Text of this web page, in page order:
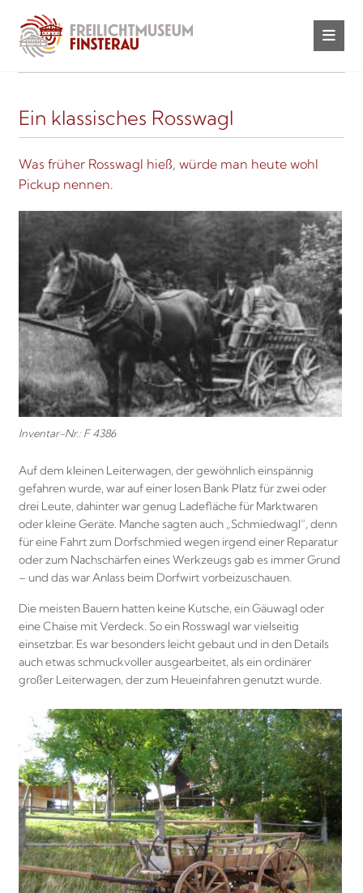
Ein klassisches Rosswagl
Was früher Rosswagl hieß, würde man heute wohl
Pickup nennen.
Inventar-Nr.: F 4386
Auf dem kleinen Leiterwagen, der gewöhnlich einspännig
gefahren wurde, war auf einer losen Bank Platz für zwei oder
drei Leute, dahinter war genug Ladefläche für Marktwaren
oder kleine Geräte. Manche sagten auch „Schmiedwagl“, denn
für eine Fahrt zum Dorfschmied wegen irgend einer Reparatur
oder zum Nachschärfen eines Werkzeugs gab es immer Grund
– und das war Anlass beim Dorfwirt vorbeizuschauen.
Die meisten Bauern hatten keine Kutsche, ein Gäuwagl oder
eine Chaise mit Verdeck. So ein Rosswagl war vielseitig
einsetzbar. Es war besonders leicht gebaut und in den Details
auch etwas schmuckvoller ausgearbeitet, als ein ordinärer
großer Leiterwagen, der zum Heueinfahren genutzt wurde.